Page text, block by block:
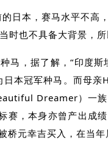
日本，赛马水平不高
也不具备大背景，所
马，据了解，“印度
本冠军种马。而母
Dreamer）一
，本身亦曾产出成
元幸吉买入，在当年